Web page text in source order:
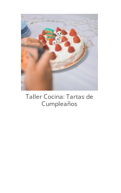
Taller Cocina: Tartas de
Cumpleaños